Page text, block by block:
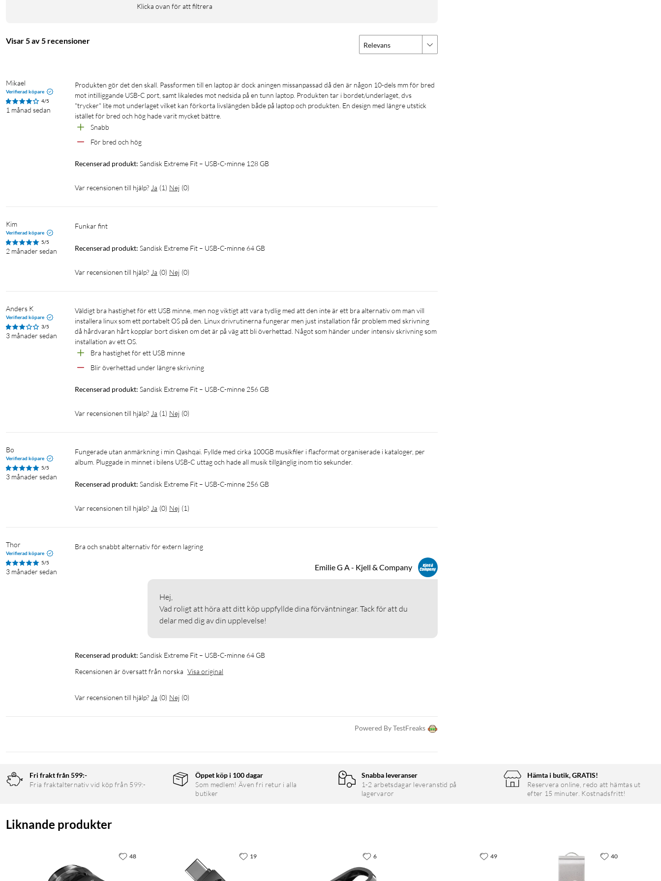
Driftstemperatur: 0–45 °C
I förpackningen
1 × SANDISK Extreme Fit USB-C-minne
Klicka ovan för att filtrera
Visar 5 av 5 recensioner Relevans
Mikael
Verifierad köpare
4/5
1 månad sedan
Produkten gör det den skall. Passformen till en laptop är dock aningen missanpassad då den är någon 10-dels mm för bred
mot intilliggande USB-C port, samt likaledes mot nedsida på en tunn laptop. Produkten tar i bordet/underlaget, dvs
"trycker" lite mot underlaget vilket kan förkorta livslängden både på laptop och produkten. En design med längre utstick
istället för bred och hög hade varit mycket bättre.
Snabb
För bred och hög
Recenserad produkt: Sandisk Extreme Fit – USB-C-minne 128 GB
Var recensionen till hjälp? Ja (1) Nej (0)
Kim
Verifierad köpare
5/5
2 månader sedan
Funkar fint
Recenserad produkt: Sandisk Extreme Fit – USB-C-minne 64 GB
Var recensionen till hjälp? Ja (0) Nej (0)
Anders K
Verifierad köpare
3/5
3 månader sedan
Väldigt bra hastighet för ett USB minne, men nog viktigt att vara tydlig med att den inte är ett bra alternativ om man vill
installera linux som ett portabelt OS på den. Linux drivrutinerna fungerar men just installation får problem med skrivning
då hårdvaran hårt kopplar bort disken om det är på väg att bli överhettad. Något som händer under intensiv skrivning som
installation av ett OS.
Bra hastighet för ett USB minne
Blir överhettad under längre skrivning
Recenserad produkt: Sandisk Extreme Fit – USB-C-minne 256 GB
Var recensionen till hjälp? Ja (1) Nej (0)
Bo
Verifierad köpare
5/5
3 månader sedan
Fungerade utan anmärkning i min Qashqai. Fyllde med cirka 100GB musikfiler i flacformat organiserade i kataloger, per
album. Pluggade in minnet i bilens USB-C uttag och hade all musik tillgänglig inom tio sekunder.
Recenserad produkt: Sandisk Extreme Fit – USB-C-minne 256 GB
Var recensionen till hjälp? Ja (0) Nej (1)
Thor
Verifierad köpare
5/5
3 månader sedan
Bra och snabbt alternativ för extern lagring
Emilie G A - Kjell & Company
Hej,
Vad roligt att höra att ditt köp uppfyllde dina förväntningar. Tack för att du
delar med dig av din upplevelse!
Recenserad produkt: Sandisk Extreme Fit – USB-C-minne 64 GB
Recensionen är översatt från norska Visa original
Var recensionen till hjälp? Ja (0) Nej (0)
Powered By TestFreaks
Fri frakt från 599:-
Fria fraktalternativ vid köp från 599:-
Öppet köp i 100 dagar
Som medlem! Även fri retur i alla
butiker
Snabba leveranser
1-2 arbetsdagar leveranstid på
lagervaror
Hämta i butik, GRATIS!
Reservera online, redo att hämtas ut
efter 15 minuter. Kostnadsfritt!
Liknande produkter
48 19 6 49 40